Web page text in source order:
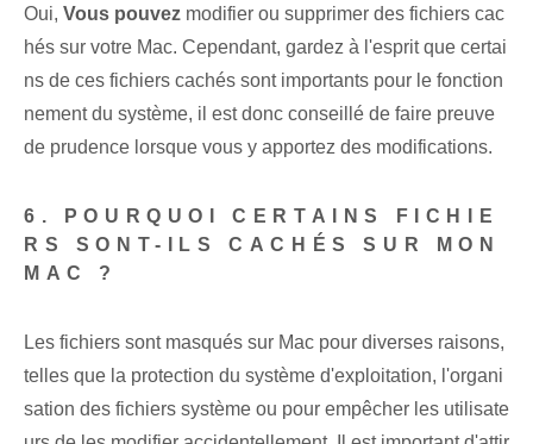
Oui, Vous pouvez modifier ou supprimer des fichiers cac
hés sur votre Mac. Cependant, gardez à l'esprit que certai
ns de ces fichiers cachés sont importants pour le fonction
nement du système, il est donc conseillé de faire preuve
de prudence lorsque vous y apportez des modifications.
6. POURQUOI CERTAINS FICHIE
RS SONT-ILS CACHÉS SUR MON
MAC ?
Les fichiers sont masqués sur Mac pour diverses raisons,
telles que la protection du système d'exploitation, l'organi
sation des fichiers système ou pour empêcher les utilisate